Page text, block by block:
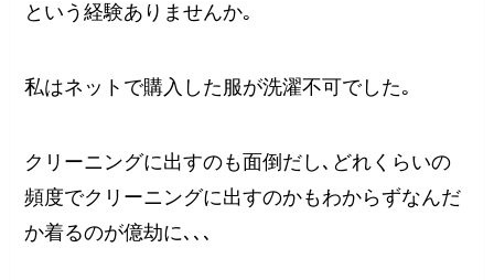
という経験ありませんか｡
私はネットで購入した服が洗濯不可でした｡
クリーニングに出すのも面倒だし､どれくらいの
頻度でクリーニングに出すのかもわからずなんだ
か着るのが億劫に､､､